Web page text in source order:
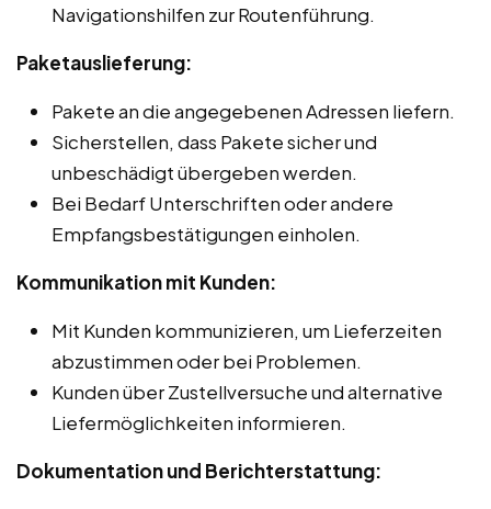
Navigationshilfen zur Routenführung.
Paketauslieferung:
Pakete an die angegebenen Adressen liefern.
Sicherstellen, dass Pakete sicher und
unbeschädigt übergeben werden.
Bei Bedarf Unterschriften oder andere
Empfangsbestätigungen einholen.
Kommunikation mit Kunden:
Mit Kunden kommunizieren, um Lieferzeiten
abzustimmen oder bei Problemen.
Kunden über Zustellversuche und alternative
Liefermöglichkeiten informieren.
Dokumentation und Berichterstattung: